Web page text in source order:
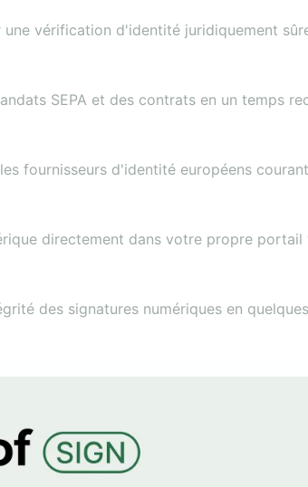
vérification d'identité juridiquement
SEPA et des contrats en un temps
fournisseurs d'identité européens
directement dans votre propre
des signatures numériques en